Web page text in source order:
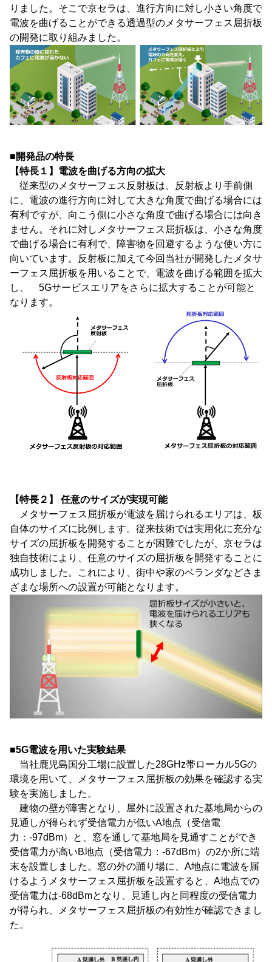
りました。そこで京セラは、進行方向に対し小さい角度で
電波を曲げることができる透過型のメタサーフェス屈折板
の開発に取り組みました。
■開発品の特長
【特長１】電波を曲げる方向の拡大
従来型のメタサーフェス反射板は、反射板より手前側
に、電波の進行方向に対して大きな角度で曲げる場合には
有利ですが、向こう側に小さな角度で曲げる場合には向き
ません。それに対しメタサーフェス屈折板は、小さな角度
で曲げる場合に有利で、障害物を回避するような使い方に
向いています。反射板に加えて今回当社が開発したメタサ
ーフェス屈折板を用いることで、電波を曲げる範囲を拡大
し、 5Gサービスエリアをさらに拡大することが可能と
なります。
【特長２】 任意のサイズが実現可能
メタサーフェス屈折板が電波を届けられるエリアは、板
自体のサイズに比例します。従来技術では実用化に充分な
サイズの屈折板を開発することが困難でしたが、京セラは
独自技術により、任意のサイズの屈折板を開発することに
成功しました。これにより、街中や家のベランダなどさま
ざまな場所への設置が可能となります。
■5G電波を用いた実験結果
当社鹿児島国分工場に設置した28GHz帯ローカル5Gの
環境を用いて、メタサーフェス屈折板の効果を確認する実
験を実施しました。
建物の壁が障害となり、屋外に設置された基地局からの
見通しが得られず受信電力が低いA地点（受信電
力：-97dBm）と、窓を通して基地局を見通すことができ
受信電力が高いB地点（受信電力：-67dBm）の2か所に端
末を設置しました。窓の外の踊り場に、A地点に電波を届
けるようメタサーフェス屈折板を設置すると、A地点での
受信電力は-68dBmとなり、見通し内と同程度の受信電力
が得られ、メタサーフェス屈折板の有効性が確認できまし
た。